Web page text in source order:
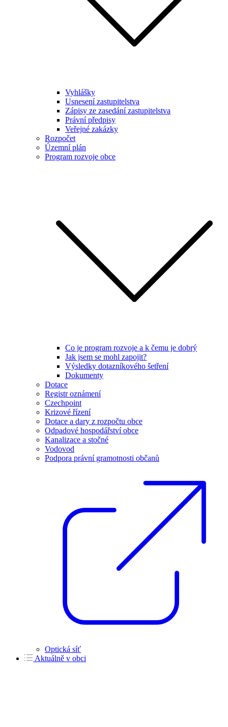
Vyhlášky
Usnesení zastupitelstva
Zápisy ze zasedání zastupitelstva
Právní předpisy
Veřejné zakázky
Rozpočet
Územní plán
Program rozvoje obce
Co je program rozvoje a k čemu je dobrý
Jak jsem se mohl zapojit?
Výsledky dotazníkového šetření
Dokumenty
Dotace
Registr oznámení
Czechpoint
Krizové řízení
Dotace a dary z rozpočtu obce
Odpadové hospodářství obce
Kanalizace a stočné
Vodovod
Podpora právní gramotnosti občanů
Optická síť
Aktuálně v obci